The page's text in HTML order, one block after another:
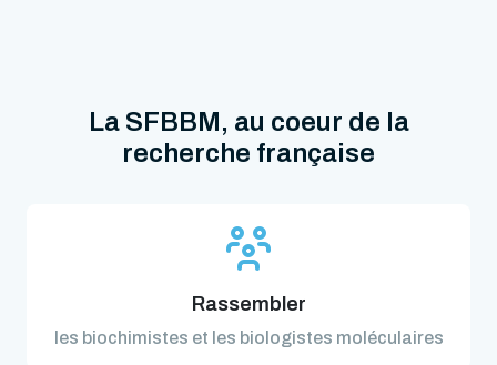
La SFBBM, au coeur de la
recherche française
Rassembler
les biochimistes et les biologistes moléculaires